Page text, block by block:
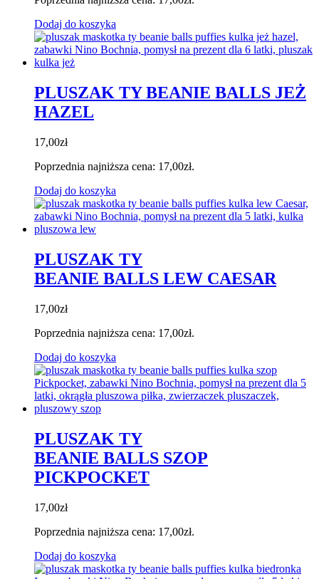
Dodaj do koszyka
PLUSZAK TY BEANIE BALLS JEŻ
HAZEL
17,00zł
Poprzednia najniższa cena: 17,00zł.
Dodaj do koszyka
PLUSZAK TY
BEANIE BALLS LEW CAESAR
17,00zł
Poprzednia najniższa cena: 17,00zł.
Dodaj do koszyka
PLUSZAK TY
BEANIE BALLS SZOP
PICKPOCKET
17,00zł
Poprzednia najniższa cena: 17,00zł.
Dodaj do koszyka